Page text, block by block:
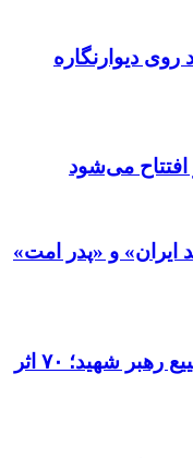
روی دیوارنگاره
می‌شود
و «پدر امت»
حضور پررنگ هنرمندان در تشییع رهبر شهید؛ ۷۰ اثر